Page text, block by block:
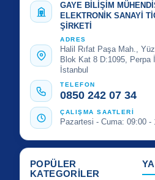
GAYE BİLİŞİM
ELEKTRONİK SANAYİ
ŞİRKETİ
ADRES
Halil Rıfat Paşa Mah.,
Blok Kat 8 D:1095,
İstanbul
TELEFON
0850 242 07 34
ÇALIŞMA SAATLERİ
Pazartesi - Cuma: 09:00 -
POPÜLER
KATEGORİLER